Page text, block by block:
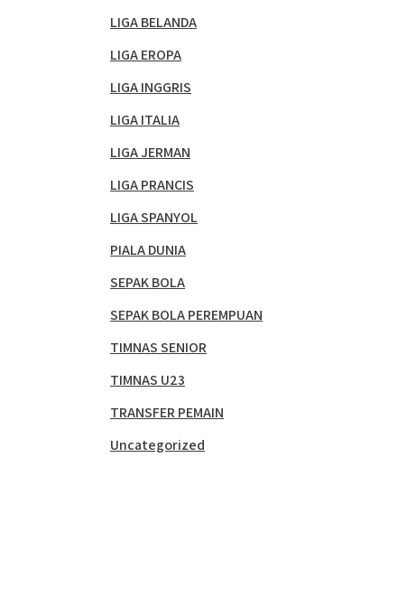
LIGA BELANDA
LIGA EROPA
LIGA INGGRIS
LIGA ITALIA
LIGA JERMAN
LIGA PRANCIS
LIGA SPANYOL
PIALA DUNIA
SEPAK BOLA
SEPAK BOLA PEREMPUAN
TIMNAS SENIOR
TIMNAS U23
TRANSFER PEMAIN
Uncategorized